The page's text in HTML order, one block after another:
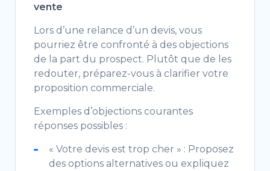
vente
Lors d’une relance d’un devis, vous
pourriez être confronté à des objections
de la part du prospect. Plutôt que de les
redouter, préparez-vous à clarifier votre
proposition commerciale.
Exemples d’objections courantes
réponses possibles :
« Votre devis est trop cher » : Proposez
des options alternatives ou expliquez